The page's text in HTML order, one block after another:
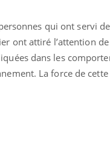
qui ont servi de
ont attiré l’attention de
dans les
La force de cette
change dans
charge des
La sieste